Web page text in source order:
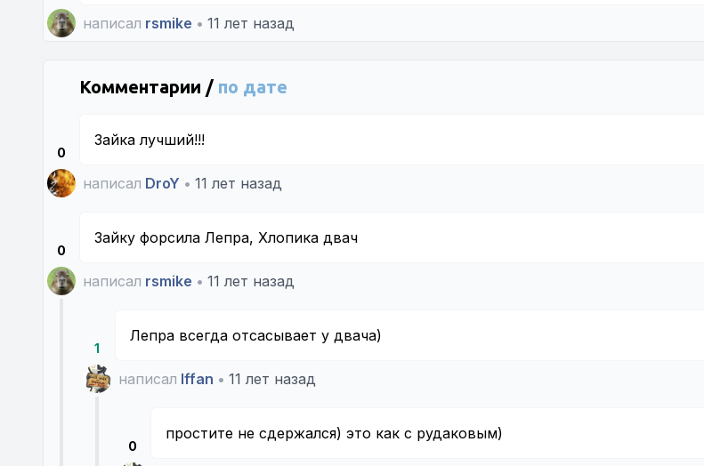
написал rsmike • 11 лет назад
Комментарии / по дате
0
Зайка лучший!!!
написал DroY • 11 лет назад
0
Зайку форсила Лепра, Хлопика двач
написал rsmike • 11 лет назад
1
Лепра всегда отсасывает у двача)
написал Iffan • 11 лет назад
0
простите не сдержался) это как с рудаковым)